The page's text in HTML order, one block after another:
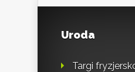
Uroda
Targi